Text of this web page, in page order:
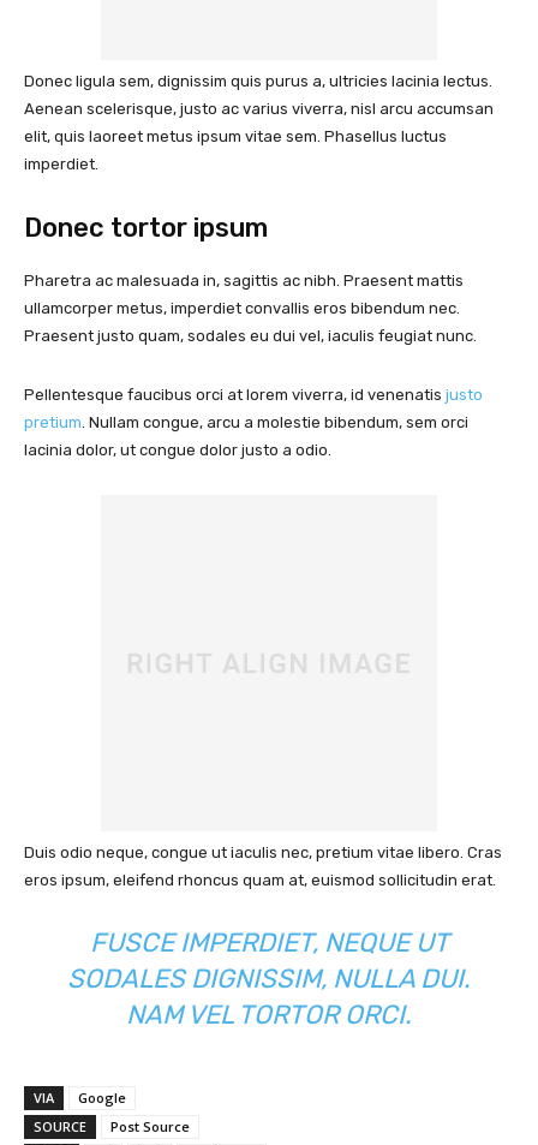
Donec ligula sem, dignissim quis purus a, ultricies lacinia lectus.
Aenean scelerisque, justo ac varius viverra, nisl arcu accumsan
elit, quis laoreet metus ipsum vitae sem. Phasellus luctus
imperdiet.
Donec tortor ipsum
Pharetra ac malesuada in, sagittis ac nibh. Praesent mattis
ullamcorper metus, imperdiet convallis eros bibendum nec.
Praesent justo quam, sodales eu dui vel, iaculis feugiat nunc.
Pellentesque faucibus orci at lorem viverra, id venenatis justo
pretium. Nullam congue, arcu a molestie bibendum, sem orci
lacinia dolor, ut congue dolor justo a odio.
Duis odio neque, congue ut iaculis nec, pretium vitae libero. Cras
eros ipsum, eleifend rhoncus quam at, euismod sollicitudin erat.
FUSCE IMPERDIET, NEQUE UT
SODALES DIGNISSIM, NULLA DUI.
NAM VEL TORTOR ORCI.
VIA
Google
SOURCE
Post Source